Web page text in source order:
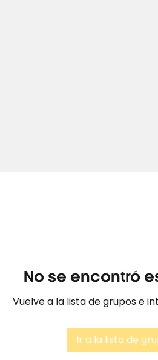
No se encontró
Vuelve a la lista de grupos e
Ir a la lista de